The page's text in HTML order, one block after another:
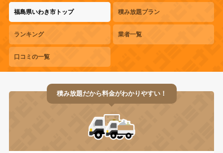
福島県いわき市トップ 積み放題プラン
ランキング 業者一覧
口コミの一覧
積み放題だから料金がわかりやすい！